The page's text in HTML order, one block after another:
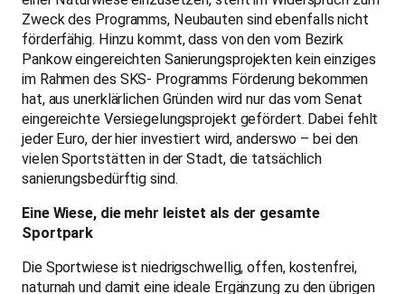
naturnah und damit eine ideale Ergänzung zu den übrigen
Angeboten des Jahnsportparks. Rund 20 verschiedene
Sportarten finden hier statt: Vom Yoga über Frisbee bis
zu American Football und Rugby. Die Wiese ist offen für
alle: Kinder, Senior*innen, Familien, Menschen mit
Behinderung, Vereinssport und vereinsungebundenen
Freizeitsport. Genau hier liegt der zynische Kern des
Vorhabens: Das Land Berlin verkauft das Vorhaben als
einen Schritt zu einer „inklusiven Sportanlage“ und
zerstört dafür einen Ort, der bereits heute gelebte
Inklusion ist.
Dieser Wert ist vielfach belegt: Über 1.000 Menschen
unterzeichneten 2023 binnen kürzester Zeit eine Petition
für ihren Erhalt. Auch das Bezirksamt Pankow mahnte im